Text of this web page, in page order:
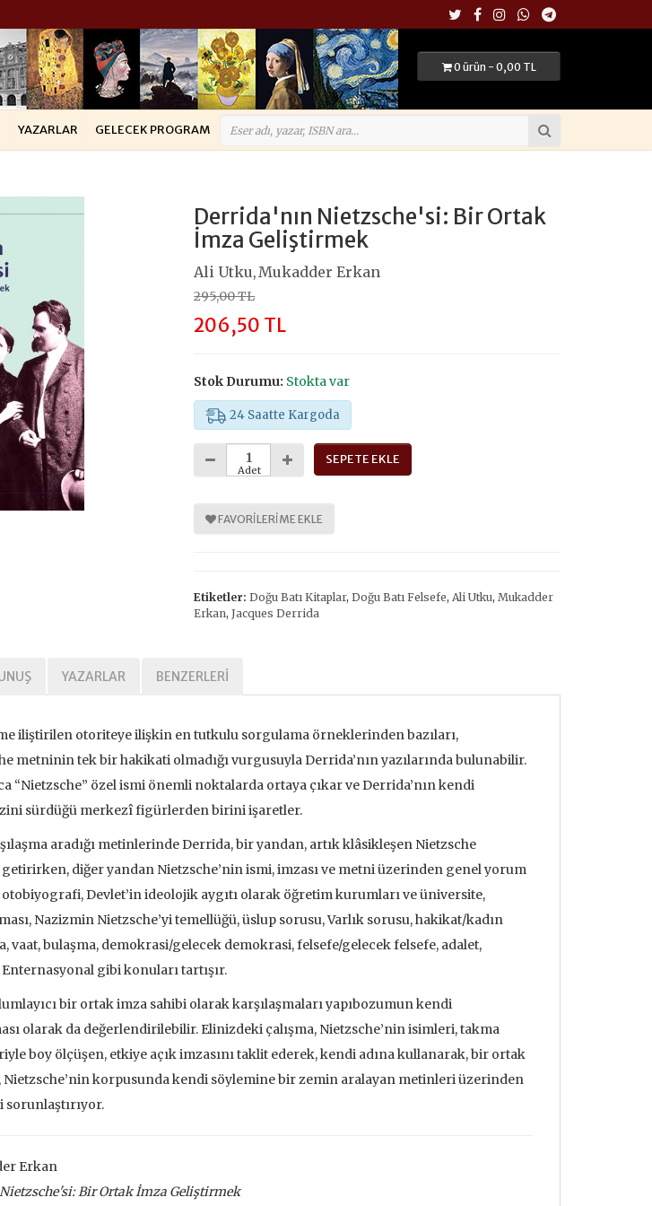
0 ürün - 0,00 TL
YAZARLAR GELECEK PROGRAM
Tarihi Özgürlük
392,00 TL
24 Saatte Kargoda
SEPETE EKLE
Penceresinden Bakmak
Derrida'nın Nietzsche'si: Bir Ortak
İmza Geliştirmek
Ali Utku,Mukadder Erkan
295,00 TL
206,50 TL
Stok Durumu: Stokta var
24 Saatte Kargoda
Adet
SEPETE EKLE
FAVORILERIME EKLE
Etiketler: Doğu Batı Kitaplar,Doğu Batı Felsefe,Ali Utku,Mukadder
Erkan,Jacques Derrida
YAZARLAR BENZERLERI
iliştirilen otoriteye ilişkin en tutkulu sorgulama örneklerinden bazıları,
metninin tek bir hakikati olmadığı vurgusuyla Derrida’nın yazılarında bulunabilir.
“Nietzsche” özel ismi önemli noktalarda ortaya çıkar ve Derrida’nın kendi
sürdüğü merkezî figürlerden birini işaretler.
aradığı metinlerinde Derrida, bir yandan, artık klâsikleşen Nietz­sche
diğer yandan Nietzsche’nin ismi, imzası ve metni üzerinden genel yorum
otobiyografi, Devlet’in ideolojik aygıtı olarak öğretim kurumları ve üniversite,
Nazizmin Nietzsche’yi temellüğü, üslup sorusu, Varlık sorusu, hakikat/kadın
vaat, bulaşma, demokrasi/gelecek demokrasi, felsefe/gelecek felsefe, adalet,
gibi konuları tartışır.
bir ortak imza sahibi olarak karşılaşmaları yapıbozumun kendi
olarak da değerlendirilebilir. Elinizdeki çalışma, Nietzsche’nin isimleri, takma
boy ölçüşen, etkiye açık imzasını taklit ederek, kendi adına kullanarak, bir ortak
Nietzsche’nin korpusunda kendi söylemine bir zemin aralayan metinleri üzerinden
sorunlaştırıyor.
Erkan
Bir Ortak İmza Geliştirmek